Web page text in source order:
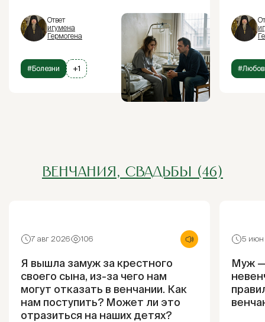
Ответ
игумена
Гермогена
#Болезни +1
ВЕНЧАНИЯ, СВАДЬБЫ (46)
7 авг 2026 106
Я вышла замуж за крестного
своего сына, из-за чего нам
могут отказать в венчании. Как
нам поступить? Может ли это
отразиться на наших детях?
5
Муж —